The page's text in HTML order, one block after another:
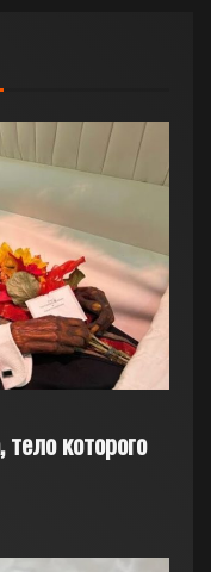
которого